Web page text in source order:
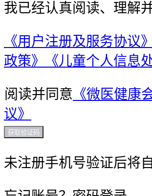
我已经认真阅读、理解
《用户注册及服务协议》
政策》
《儿童个人信息
阅读并同意 《微医健康
议》
获取验证码
未注册手机号验证后将